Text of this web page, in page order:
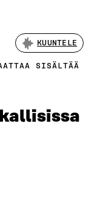
KUUNTELE
SISÄLTÄÄ